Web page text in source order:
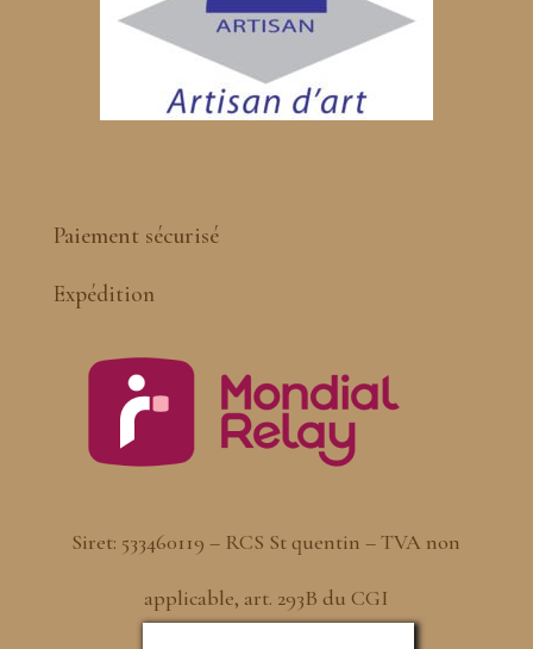
Paiement sécurisé
Expédition
Siret: 533460119 – RCS St quentin – TVA non
applicable, art. 293B du CGI